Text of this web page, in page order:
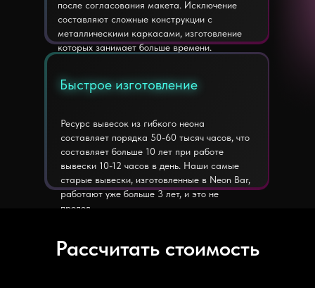
после согласования макета. Исключение
составляют сложные конструкции с
металлическими каркасами, изготовление
которых занимает больше времени.
Ресурс вывесок из гибкого неона
составляет порядка 50-60 тысяч часов, что
составляет больше 10 лет при работе
вывески 10-12 часов в день. Наши самые
старые вывески, изготовленные в Neon Bar,
работают уже больше 3 лет, и это не
предел.
Быстрое изготовление
Быстрое изготовление
Рассчитать стоимость